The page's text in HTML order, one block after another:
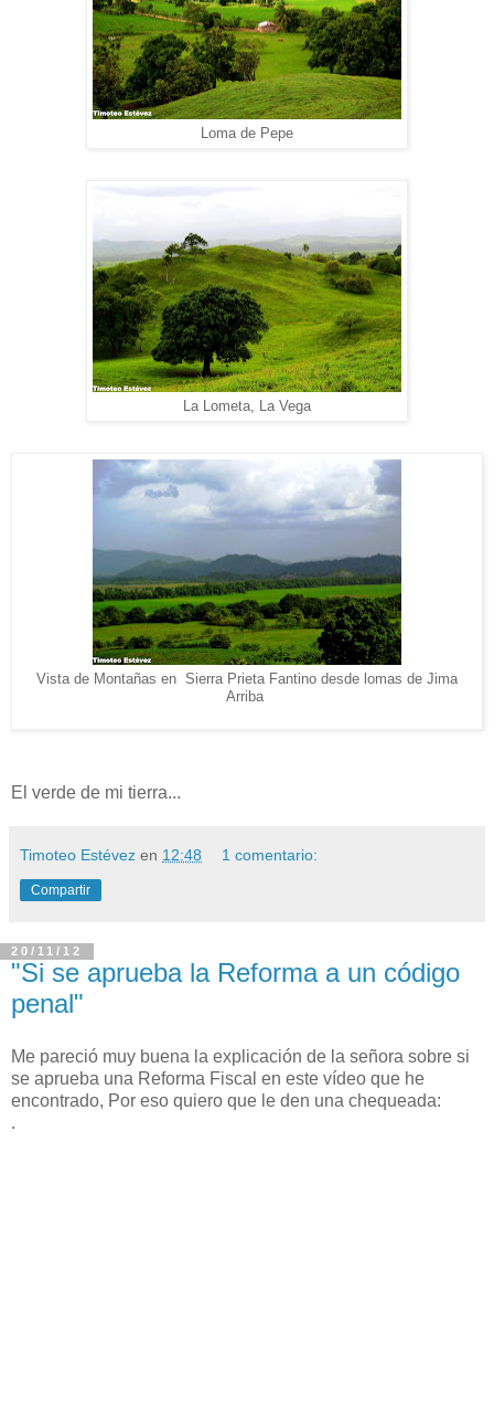
Loma de Pepe
La Lometa, La Vega
Vista de Montañas en Sierra Prieta Fantino desde lomas de Jima
Arriba
El verde de mi tierra...
Timoteo Estévez en 12:48 1 comentario:
Compartir
20/11/12
"Si se aprueba la Reforma a un código
penal"
Me pareció muy buena la explicación de la señora sobre si
se aprueba una Reforma Fiscal en este vídeo que he
encontrado, Por eso quiero que le den una chequeada:
.